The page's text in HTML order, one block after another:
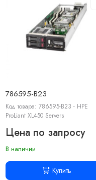
786595-B23
Код товара: 786595-B23 - HPE
ProLiant XL450 Servers
Цена по запросу
В наличии
Купить